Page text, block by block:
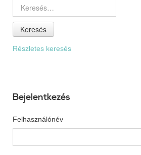
Keresés
Részletes keresés
Bejelentkezés
Felhasználónév